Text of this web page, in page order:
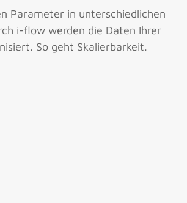
Parameter in unterschiedlichen
i-flow werden die Daten Ihrer
So geht Skalierbarkeit.